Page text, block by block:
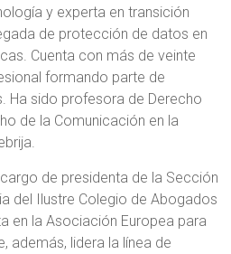
y experta en transición
de protección de datos en
Cuenta con más de veinte
formando parte de
Ha sido profesora de Derecho
de la Comunicación en la
de presidenta de la Sección
del Ilustre Colegio de Abogados
en la Asociación Europea para
además, lidera la línea de